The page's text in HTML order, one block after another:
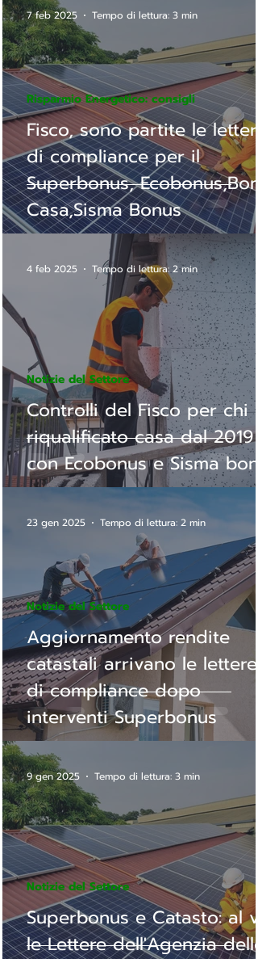
Fisco, sono partite le lettere
di compliance per il
Superbonus,
Casa,Sisma Bonus
Risparmio Energetico: consigli
7 feb 2025 Tempo di lettura: 3 min
Controlli del Fisco per chi
riqualificato casa dal 2019
con Ecobonus e Sisma
Notizie del Settore
4 feb 2025 Tempo di lettura: 2 min
Aggiornamento rendite
catastali arrivano le lettere
di compliance dopo
interventi Superbonus
Notizie del Settore
23 gen 2025 Tempo di lettura: 2 min
Superbonus e Catasto: al
le Lettere dell'Agenzia delle
Notizie del Settore
9 gen 2025 Tempo di lettura: 3 min